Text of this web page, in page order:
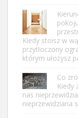
Kiedy stoisz w
przytłoczony
którym ułożysz
Co
Kiedy
nas
nieprzewidziana